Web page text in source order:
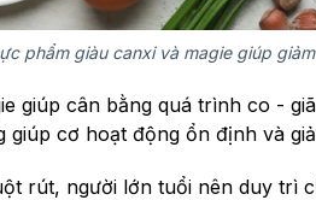
phẩm giàu canxi và magie giúp
giúp cân bằng quá trình co -
giúp cơ hoạt động ổn định và
rút, người lớn tuổi nên duy trì